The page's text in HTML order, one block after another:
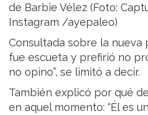
de Barbie Vélez (Foto:
Instagram /ayepaleo)
Consultada sobre la nueva
fue escueta y prefirió no
no opino”, se limitó a decir.
También explicó por qué
en aquel momento: “Él es